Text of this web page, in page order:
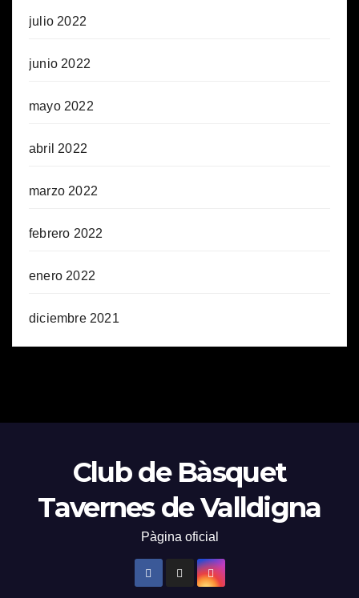
julio 2022
junio 2022
mayo 2022
abril 2022
marzo 2022
febrero 2022
enero 2022
diciembre 2021
Club de Bàsquet
Tavernes de Valldigna
Pàgina oficial